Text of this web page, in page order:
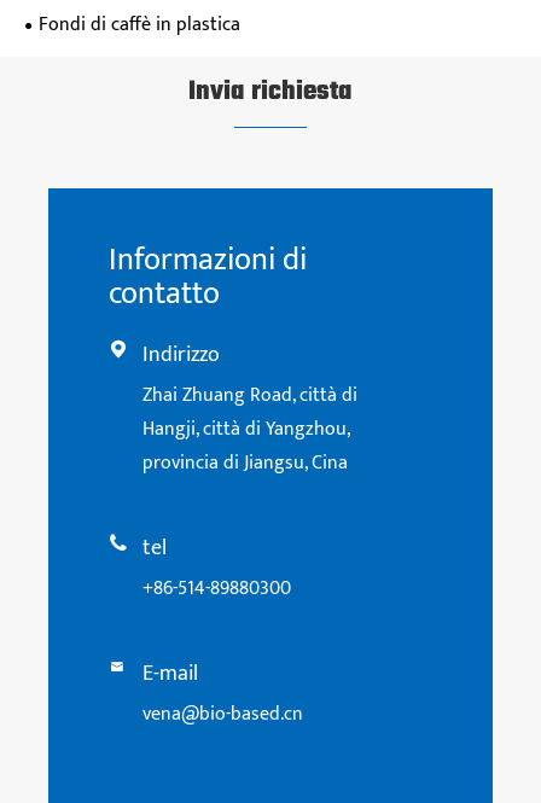
Fondi di caffè in plastica
Invia richiesta
Informazioni di
contatto
 Indirizzo
Zhai Zhuang Road, città di
Hangji, città di Yangzhou,
provincia di Jiangsu, Cina
 tel
+86-514-89880300
 E-mail
vena@bio-based.cn